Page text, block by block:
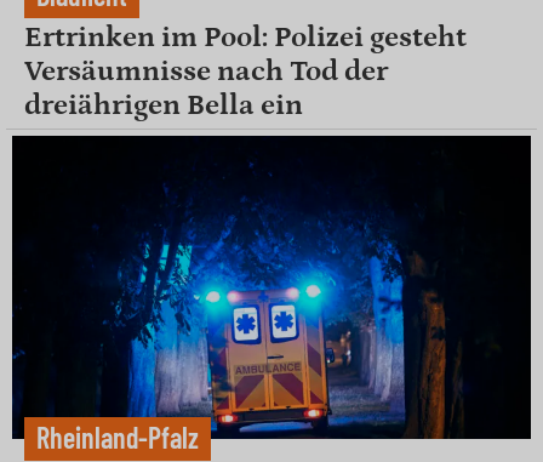
Ertrinken im Pool: Polizei gesteht
Versäumnisse nach Tod der
dreiährigen Bella ein
Rheinland-Pfalz